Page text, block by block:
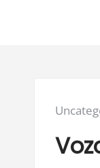
Posted